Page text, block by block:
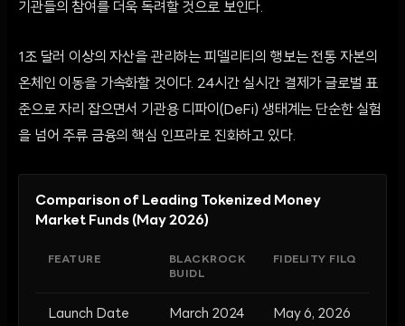
기관들의 참여를 더욱 독려할 것으로 보인다.
1조 달러 이상의 자산을 관리하는 피델리티의 행보는 전통 자본의
온체인 이동을 가속화할 것이다. 24시간 실시간 결제가 글로벌 표
준으로 자리 잡으면서 기관용 디파이(DeFi) 생태계는 단순한 실험
을 넘어 주류 금융의 핵심 인프라로 진화하고 있다.
Comparison of Leading Tokenized Money
Market Funds (May 2026)
FEATURE
BLACKROCK
BUIDL
FIDELITY FILQ
Launch Date March 2024 May 6, 2026